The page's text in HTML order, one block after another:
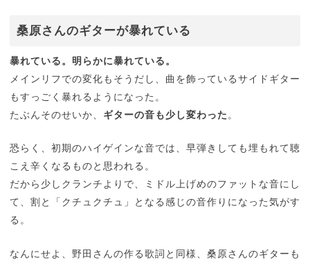
桑原さんのギターが暴れている
暴れている。明らかに暴れている。
メインリフでの変化もそうだし、曲を飾っているサイドギター
もすっごく暴れるようになった。
たぶんそのせいか、 ギターの音も少し変わった 。
恐らく、初期のハイゲインな音では、早弾きしても埋もれて聴
こえ辛くなるものと思われる。
だから少しクランチよりで、ミドル上げめのファットな音にし
て、割と「クチュクチュ」となる感じの音作りになった気がす
る。
なんにせよ、野田さんの作る歌詞と同様、桑原さんのギターも